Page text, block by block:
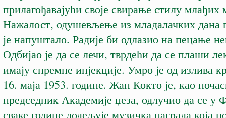
прилагођавајући своје свирање стилу
Нажалост, одушевљење из младалачких дана
је напуштало. Радије би одлазио на пецање
Одбијао је да се лечи, тврдећи да се плаши
имају спремне инјекције. Умро је од излива
16. маја 1953. године. Жан Кокто је, као
председник Академије џеза, одлучио да се у
сваке године додељује музичка награда која